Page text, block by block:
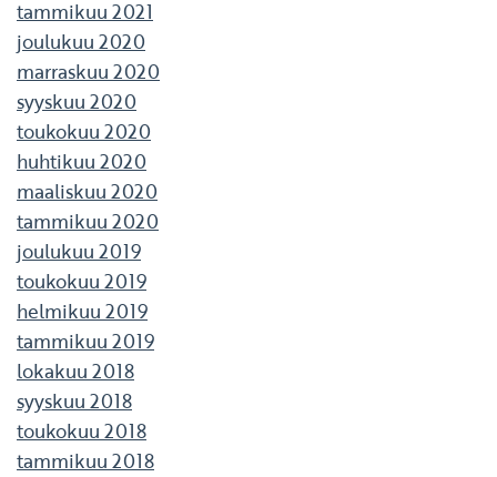
tammikuu 2021
joulukuu 2020
marraskuu 2020
syyskuu 2020
toukokuu 2020
huhtikuu 2020
maaliskuu 2020
tammikuu 2020
joulukuu 2019
toukokuu 2019
helmikuu 2019
tammikuu 2019
lokakuu 2018
syyskuu 2018
toukokuu 2018
tammikuu 2018